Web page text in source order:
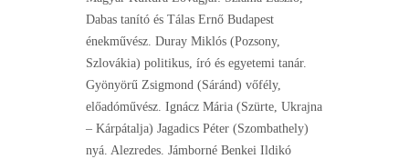
Dabas tanító és Tálas Ernő Budapest
énekművész. Duray Miklós (Pozsony,
Szlovákia) politikus, író és egyetemi tanár.
Gyönyörű Zsigmond (Sáránd) vőfély,
előadóművész. Ignácz Mária (Szürte, Ukrajna
– Kárpátalja) Jagadics Péter (Szombathely)
nyá. Alezredes. Jámborné Benkei Ildikó